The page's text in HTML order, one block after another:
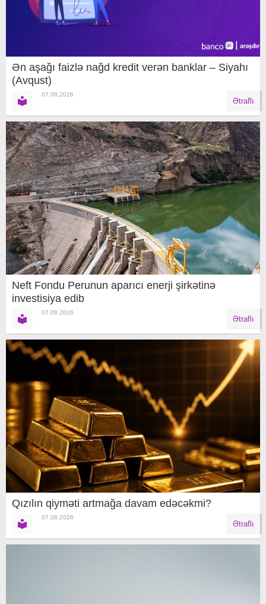
Ən aşağı faizlə nağd kredit verən banklar – Siyahı
(Avqust)
07.08.2026
Ətraflı
Neft Fondu Perunun aparıcı enerji şirkətinə
investisiya edib
07.08.2026
Ətraflı
Qızılın qiyməti artmağa davam edəcəkmi?
07.08.2026
Ətraflı